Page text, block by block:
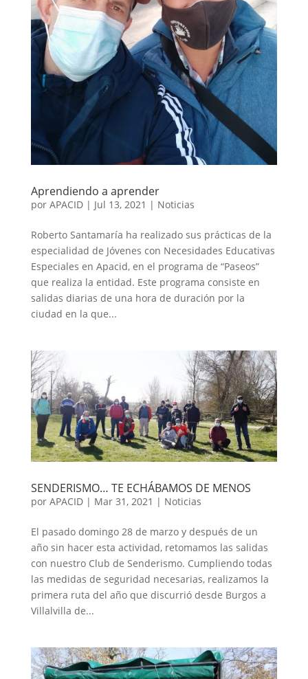
Aprendiendo a aprender
por APACID| Jul 13, 2021 | Noticias
Roberto Santamaría ha realizado sus prácticas de la
especialidad de Jóvenes con Necesidades Educativas
Especiales en Apacid, en el programa de “Paseos”
que realiza la entidad. Este programa consiste en
salidas diarias de una hora de duración por la
ciudad en la que...
SENDERISMO… TE ECHÁBAMOS DE MENOS
por APACID| Mar 31, 2021 | Noticias
El pasado domingo 28 de marzo y después de un
año sin hacer esta actividad, retomamos las salidas
con nuestro Club de Senderismo. Cumpliendo todas
las medidas de seguridad necesarias, realizamos la
primera ruta del año que discurrió desde Burgos a
Villalvilla de...